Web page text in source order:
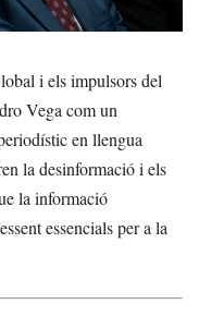
i els impulsors del
Vega com un
en llengua
la desinformació i els
la informació
essencials per a la